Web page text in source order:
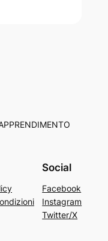
Social
Facebook
Instagram
Twitter/X